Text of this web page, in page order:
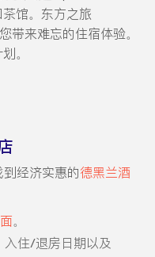
馆。东方之旅
带来难忘的住宿体验。
。
经济实惠的德黑兰酒
。
入住/退房日期以及